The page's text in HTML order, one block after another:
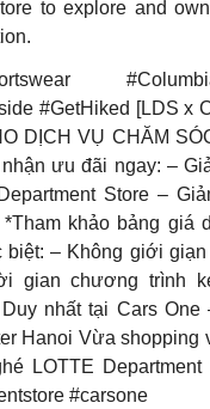
to explore and
#GetHiked [LDS x
DỊCH VỤ CHĂM
ưu đãi ngay: –
Store –
khảo bảng giá
biệt: – Không giới
gian chương trình
nhất tại Cars One
Hanoi Vừa shopping
LOTTE Department
#carsone